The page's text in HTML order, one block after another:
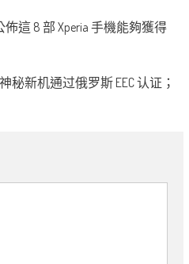
佈這 8 部 Xperia 手機能夠獲得
秘新机通过俄罗斯 EEC 认证；